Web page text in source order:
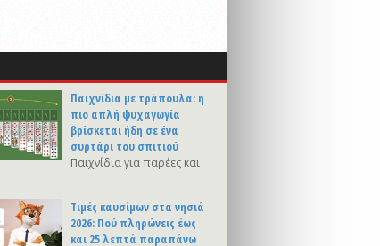
Παιχνίδια με τράπουλα: η
πιο απλή ψυχαγωγία
βρίσκεται ήδη σε ένα
συρτάρι του σπιτιού
Παιχνίδια για παρέες και
Τιμές καυσίμων στα νησιά
2026: Πού πληρώνεις έως
και 25 λεπτά παραπάνω